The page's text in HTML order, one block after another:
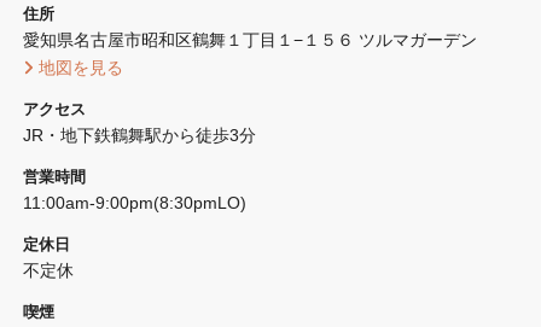
住所
愛知県名古屋市昭和区鶴舞１丁目１−１５６ ツルマガーデン
地図を見る
アクセス
JR・地下鉄鶴舞駅から徒歩3分
営業時間
11:00am-9:00pm(8:30pmLO)
定休日
不定休
喫煙